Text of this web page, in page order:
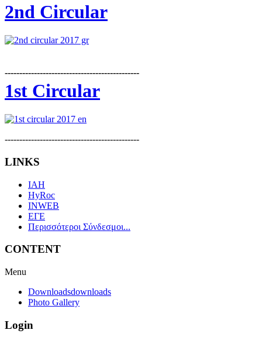
2nd Circular
----------------------------------------------
1st Circular
----------------------------------------------
LINKS
IAH
HyRoc
INWEB
ΕΓΕ
Περισσότεροι Σύνδεσμοι...
CONTENT
Menu
Downloadsdownloads
Photo Gallery
Login